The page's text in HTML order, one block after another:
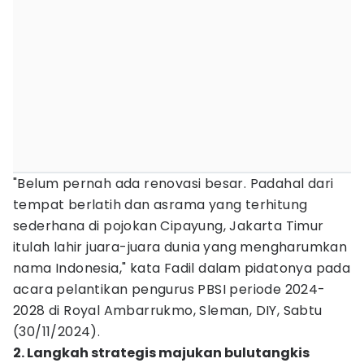
"Belum pernah ada renovasi besar. Padahal dari
tempat berlatih dan asrama yang terhitung
sederhana di pojokan Cipayung, Jakarta Timur
itulah lahir juara-juara dunia yang mengharumkan
nama Indonesia," kata Fadil dalam pidatonya pada
acara pelantikan pengurus PBSI periode 2024-
2028 di Royal Ambarrukmo, Sleman, DIY, Sabtu
(30/11/2024).
2. Langkah strategis majukan bulutangkis